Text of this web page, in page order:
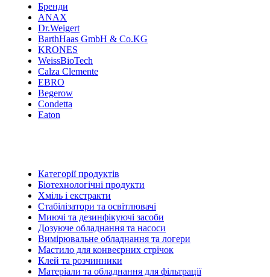
Бренди
ANAX
Dr.Weigert
BarthHaas GmbH & Co.KG
KRONES
WeissBioTech
Calza Clemente
EBRO
Begerow
Condetta
Eaton
Категорії продуктів
Біотехнологічні продукти
Хміль і екстракти
Стабілізатори та освітлювачі
Миючі та дезинфікуючі засоби
Дозуюче обладнання та насоси
Вимірювальне обладнання та логери
Мастило для конвеєрних стрічок
Клей та розчинники
Матеріали та обладнання для фільтрації